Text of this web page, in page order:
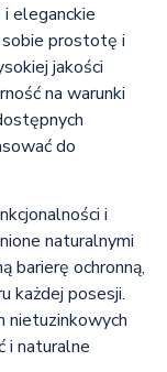
eleganckie
sobie prostotę i
jakości
na warunki
do
i
naturalnymi
barierę ochronną,
każdej posesji.
nietuzinkowych
i naturalne